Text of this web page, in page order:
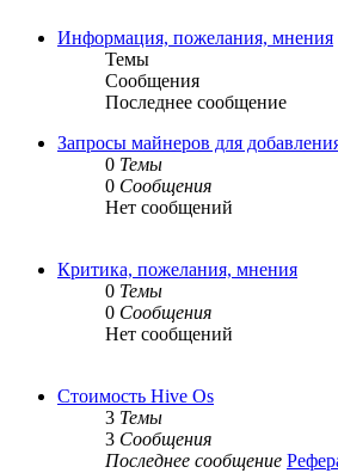
Информация, пожелания, мнения
Темы
Сообщения
Последнее сообщение
Запросы майнеров для
0 Темы
0 Сообщения
Нет сообщений
Критика, пожелания, мнения
0 Темы
0 Сообщения
Нет сообщений
Стоимость Hive Os
3 Темы
3 Сообщения
Последнее сообщение